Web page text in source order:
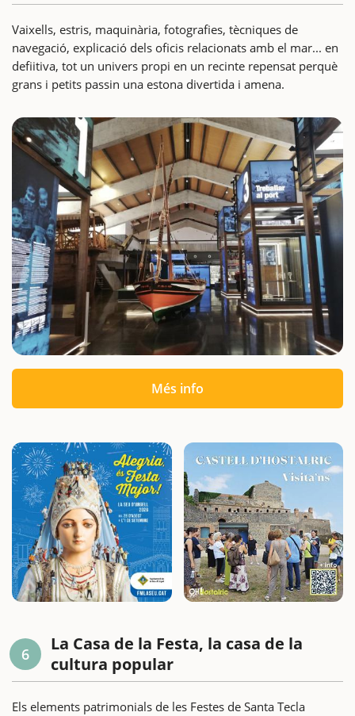
Vaixells, estris, maquinària, fotografies, tècniques de
navegació, explicació dels oficis relacionats amb el mar... en
defiitiva, tot un univers propi en un recinte repensat perquè
grans i petits passin una estona divertida i amena.
Més info
6
La Casa de la Festa, la casa de la
cultura popular
Els elements patrimonials de les Festes de Santa Tecla